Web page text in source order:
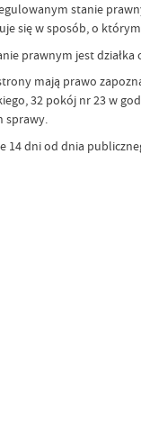
stanie
w sposób, o
prawnym jest
mają prawo
32 pokój nr 23
sprawy.
14 dni od dnia